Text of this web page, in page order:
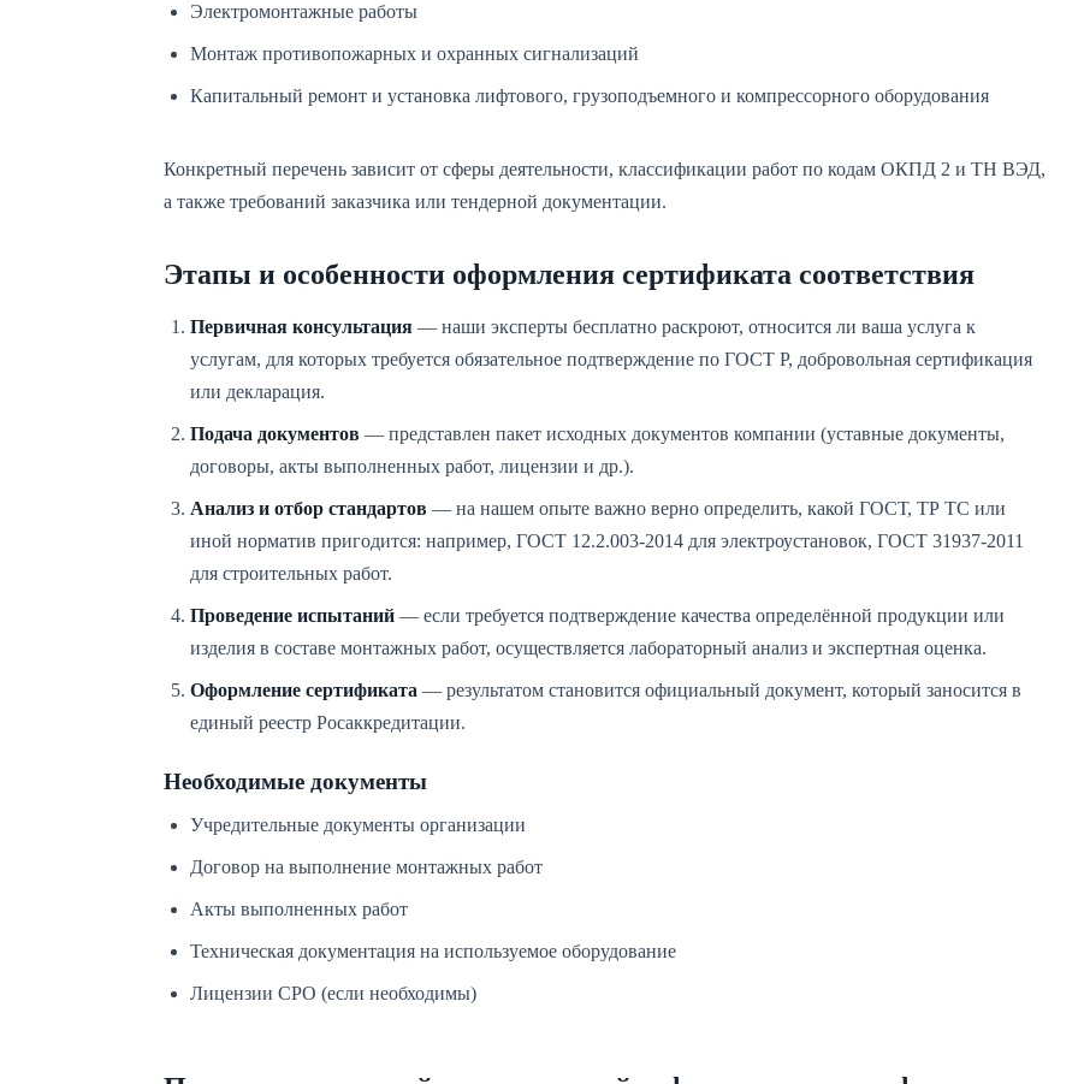
Электромонтажные работы
Монтаж противопожарных и охранных сигнализаций
Капитальный ремонт и установка лифтового, грузоподъемного и компрессорного оборудования
Конкретный перечень зависит от сферы деятельности, классификации работ по кодам ОКПД 2 и ТН ВЭД,
а также требований заказчика или тендерной документации.
Этапы и особенности оформления сертификата соответствия
Первичная консультация — наши эксперты бесплатно раскроют, относится ли ваша услуга к
услугам, для которых требуется обязательное подтверждение по ГОСТ Р, добровольная сертификация
или декларация.
Подача документов — представлен пакет исходных документов компании (уставные документы,
договоры, акты выполненных работ, лицензии и др.).
Анализ и отбор стандартов — на нашем опыте важно верно определить, какой ГОСТ, ТР ТС или
иной норматив пригодится: например, ГОСТ 12.2.003-2014 для электроустановок, ГОСТ 31937-2011
для строительных работ.
Проведение испытаний — если требуется подтверждение качества определённой продукции или
изделия в составе монтажных работ, осуществляется лабораторный анализ и экспертная оценка.
Оформление сертификата — результатом становится официальный документ, который заносится в
единый реестр Росаккредитации.
Необходимые документы
Учредительные документы организации
Договор на выполнение монтажных работ
Акты выполненных работ
Техническая документация на используемое оборудование
Лицензии СРО (если необходимы)